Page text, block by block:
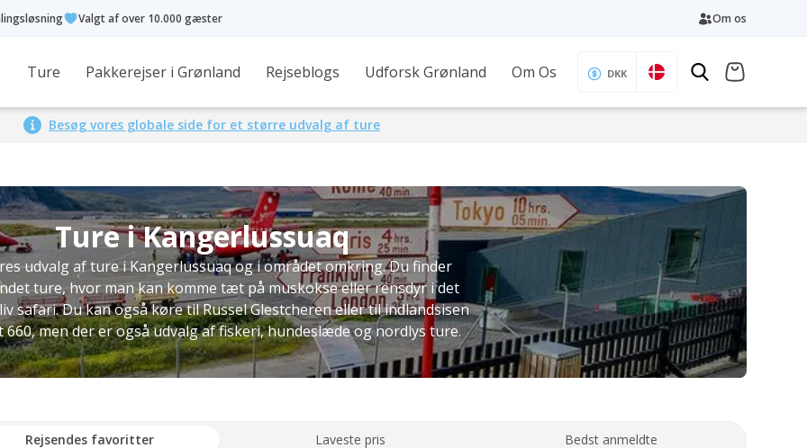
Valgt af over 10.000 gæster Om os
Ture Pakkerejser i Grønland Rejseblogs Udforsk Grønland Om Os DKK
Besøg vores globale side for et større udvalg af ture
Ture i Kangerlussuaq
udvalg af ture i Kangerlussuaq og i området omkring. Du finder
ture, hvor man kan komme tæt på muskokse eller rensdyr i det
safari. Du kan også køre til Russel Glestcheren eller til indlandsisen
660, men der er også udvalg af fiskeri, hundeslæde og nordlys ture.
Rejsendes favoritter Laveste pris Bedst anmeldte